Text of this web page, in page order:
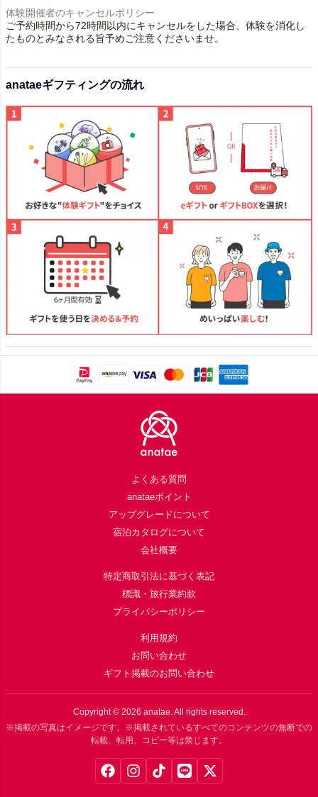
体験開催者のキャンセルポリシー
ご予約時間から72時間以内にキャンセルをした場合、体験を消化し
たものとみなされる旨予めご注意くださいませ。
anataeギフティングの流れ
よくある質問
anataeポイント
アップグレードについて
宿泊カタログについて
会社概要
特定商取引法に基づく表記
標識・旅行業約款
プライバシーポリシー
利用規約
お問い合わせ
ギフト掲載のお問い合わせ
Copyright © 2026 anatae. All rights reserved.
※掲載の写真はイメージです。※掲載されているすべてのコンテンツの無断での
転載、転用、コピー等は禁じます。
Facebook
Instagram
TikTokLINEX